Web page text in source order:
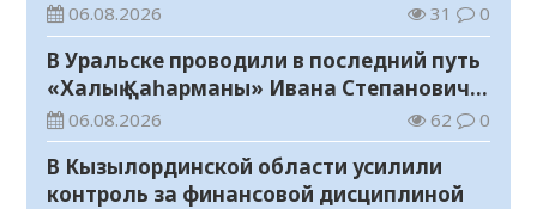
06.08.2026 31 0
В Уральске проводили в последний путь
«Халық Қаһарманы» Ивана Степановича
Гапича
06.08.2026 62 0
В Кызылординской области усилили
контроль за финансовой дисциплиной